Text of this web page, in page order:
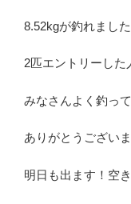
8.52kgが釣れまし
2匹エントリーした
みなさんよく釣っ
ありがとうございま
明日も出ます！空